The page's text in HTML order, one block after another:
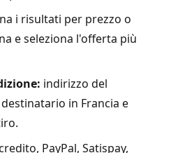
i risultati per prezzo o
e seleziona l'offerta più
indirizzo del
in Francia e
PayPal, Satispay,